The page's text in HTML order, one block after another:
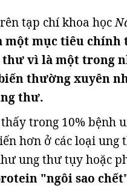
tạp chí khoa học
một mục tiêu chính
vì là một trong
thường xuyên
thư.
trong 10% bệnh
hơn ở các loại ung
ung thư tụy hoặc
"ngôi sao